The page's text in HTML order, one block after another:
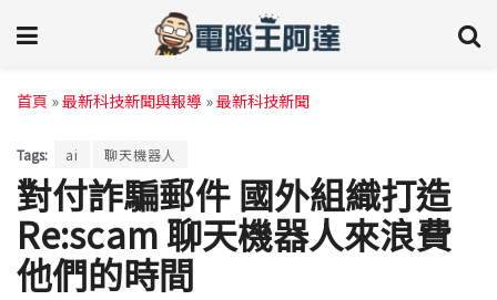
首頁 »最新科技新聞與報導 »最新科技新聞
Tags: ai 聊天機器人
對付詐騙郵件 國外組織打造
Re:scam 聊天機器人來浪費
他們的時間